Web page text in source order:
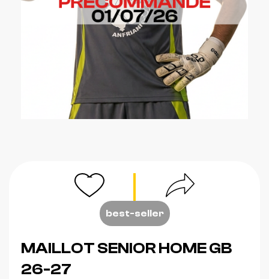
best-seller
MAILLOT SENIOR HOME GB
26-27